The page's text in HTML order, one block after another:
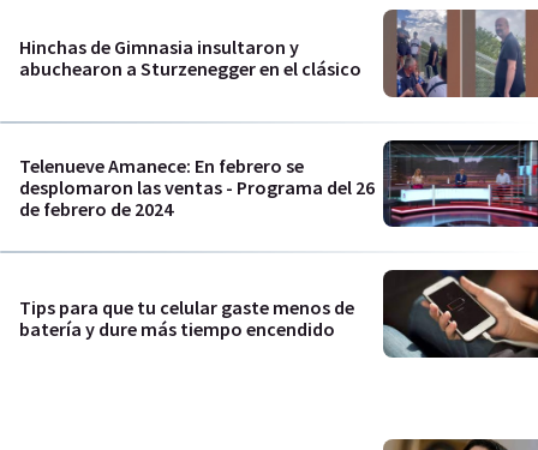
Hinchas de Gimnasia insultaron y
abuchearon a Sturzenegger en el clásico
Telenueve Amanece: En febrero se
desplomaron las ventas - Programa del 26
de febrero de 2024
Tips para que tu celular gaste menos de
batería y dure más tiempo encendido